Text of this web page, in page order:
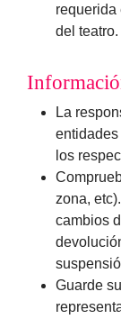
requerida
del teatro.
La
entidades
los
zona,
cambios
Guarde